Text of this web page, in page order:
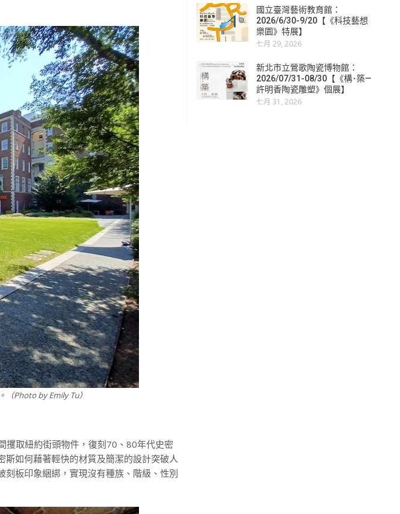
（Photo by Emily Tu）
攫取紐約街頭物件，復刻70、80年代史密
如何藉著輕快的材質及簡潔的設計突破人
板印象綑綁，實現沒有種族、階級、性別
國立臺灣藝術教育館：
2026/6/30-9/20【《科技藝想
樂園》特展】
七月 29, 2026
新北市立鶯歌陶瓷博物館：
2026/07/31-08/30【《構･築—
許明香陶瓷雕塑》個展】
七月 31, 2026